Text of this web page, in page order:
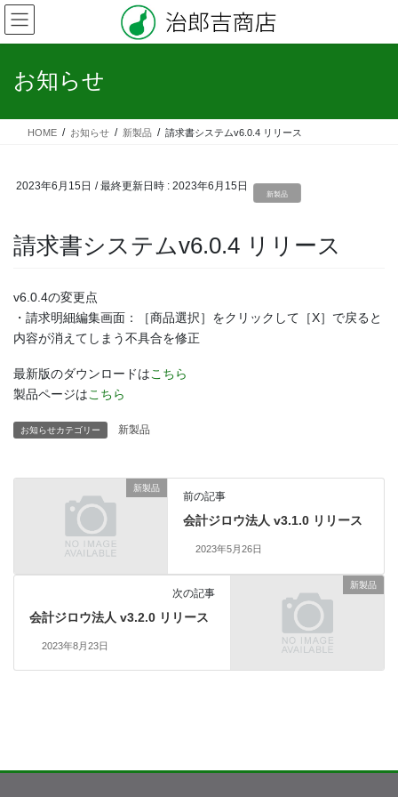
コ
ン
テ
ス
ナ
ビ
ゲ
ン
お知らせ
HOME お知らせ 新製品 請求書システムv6.0.4 リリース
2023年6月15日 / 最終更新日時 : 2023年6月15日
新製品
請求書システムv6.0.4 リリース
v6.0.4の変更点
・請求明細編集画面：［商品選択］をクリックして［X］で戻ると
内容が消えてしまう不具合を修正
最新版のダウンロードはこちら
製品ページはこちら
お知らせカテゴリー 新製品
新製品
前の記事
会計ジロウ法人 v3.1.0 リリース
2023年5月26日
新製品
次の記事
会計ジロウ法人 v3.2.0 リリース
2023年8月23日